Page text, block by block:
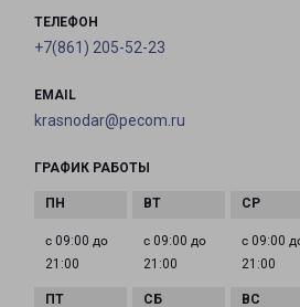
ТЕЛЕФОН
+7(861) 205-52-23
EMAIL
krasnodar@pecom.ru
ГРАФИК РАБОТЫ
с 09:00 до
21:00
с 09:00 до
21:00
с 09:00
21:00